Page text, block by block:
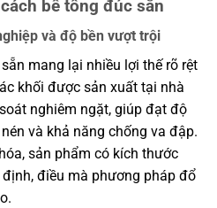
bê tông đúc sẵn
và độ bền vượt trội
mang lại nhiều lợi thế rõ rệt
khối được sản xuất tại nhà
nghiêm ngặt, giúp đạt độ
và khả năng chống va đập.
sản phẩm có kích thước
điều mà phương pháp đổ